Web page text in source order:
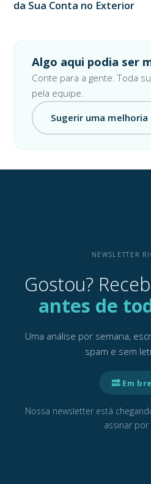
da Sua Conta no Exterior
Algo aqui podia ser
Conte para a gente. Toda
pela equipe.
Sugerir uma melhoria
NEWSLETTER
Gostou?
antes de
Uma análise por semana,
spam e sem
🔜 Em
Nossa newsletter está
assinar por